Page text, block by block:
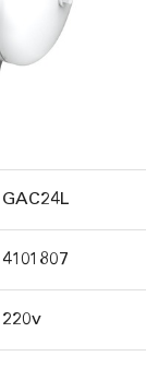
GAC24L
4101807
220v